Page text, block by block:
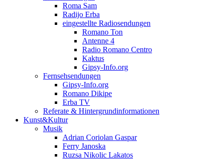
Roma Sam
Radijo Erba
eingestellte Radiosendungen
Romano Ton
Antenne 4
Radio Romano Centro
Kaktus
Gipsy-Info.org
Fernsehsendungen
Gipsy-Info.org
Romano Dikipe
Erba TV
Referate & Hintergrundinformationen
Kunst&Kultur
Musik
Adrian Coriolan Gaspar
Ferry Janoska
Ruzsa Nikolic Lakatos